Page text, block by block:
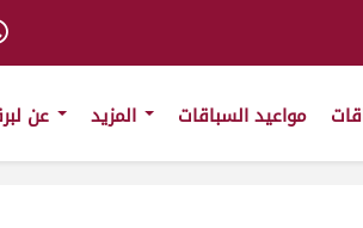
مواعيد السباقات